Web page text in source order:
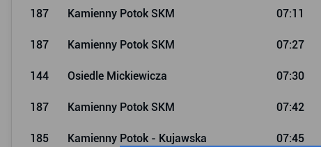
187 Kamienny Potok SKM 07:11
187 Kamienny Potok SKM 07:27
144 Osiedle Mickiewicza 07:30
187 Kamienny Potok SKM 07:42
185 Kamienny Potok - Kujawska 07:45